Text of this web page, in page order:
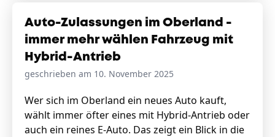
Auto-Zulassungen im Oberland -
immer mehr wählen Fahrzeug mit
Hybrid-Antrieb
geschrieben am 10. November 2025
Wer sich im Oberland ein neues Auto kauft,
wählt immer öfter eines mit Hybrid-Antrieb oder
auch ein reines E-Auto. Das zeigt ein Blick in die